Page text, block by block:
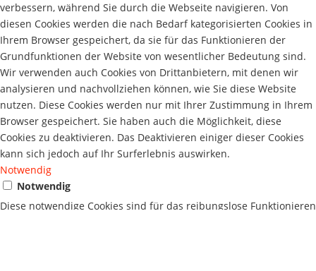
verbessern, während Sie durch die Webseite navigieren. Von
diesen Cookies werden die nach Bedarf kategorisierten Cookies in
Ihrem Browser gespeichert, da sie für das Funktionieren der
Grundfunktionen der Website von wesentlicher Bedeutung sind.
Wir verwenden auch Cookies von Drittanbietern, mit denen wir
analysieren und nachvollziehen können, wie Sie diese Website
nutzen. Diese Cookies werden nur mit Ihrer Zustimmung in Ihrem
Browser gespeichert. Sie haben auch die Möglichkeit, diese
Cookies zu deaktivieren. Das Deaktivieren einiger dieser Cookies
kann sich jedoch auf Ihr Surferlebnis auswirken.
Notwendig
Notwendig
Diese notwendige Cookies sind für das reibungslose Funktionieren